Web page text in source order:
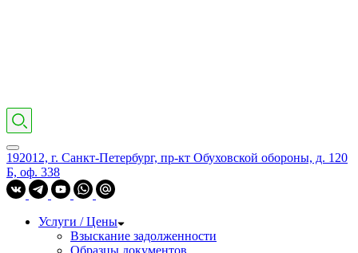
192012, г. Санкт-Петербург, пр-кт Обуховской обороны, д. 120
Б, оф. 338
Услуги / Цены
Взыскание задолженности
Образцы документов